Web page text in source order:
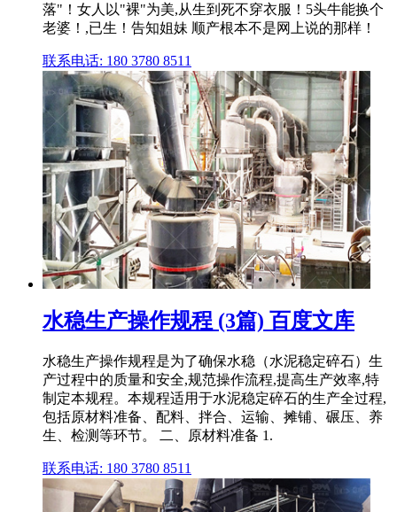
落"！女人以"裸"为美,从生到死不穿衣服！5头牛能换个
老婆！,已生！告知姐妹 顺产根本不是网上说的那样！
联系电话: 180 3780 8511
水稳生产操作规程 (3篇) 百度文库
水稳生产操作规程是为了确保水稳（水泥稳定碎石）生
产过程中的质量和安全,规范操作流程,提高生产效率,特
制定本规程。本规程适用于水泥稳定碎石的生产全过程,
包括原材料准备、配料、拌合、运输、摊铺、碾压、养
生、检测等环节。 二、原材料准备 1.
联系电话: 180 3780 8511